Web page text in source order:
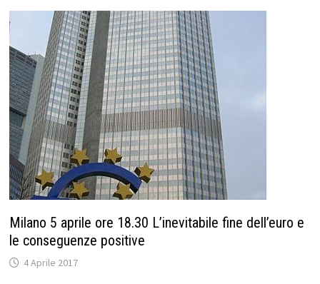
Milano 5 aprile ore 18.30 L’inevitabile fine dell’euro e
le conseguenze positive
4 Aprile 2017